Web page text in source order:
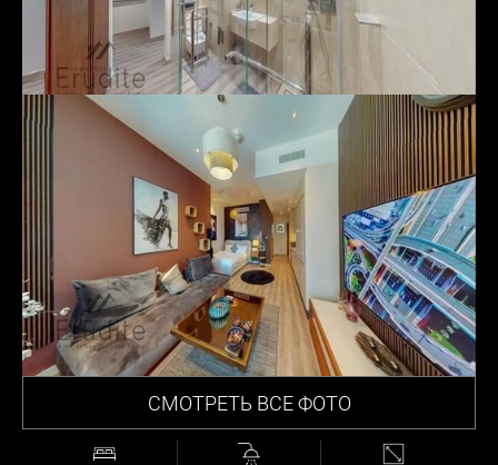
СМОТРЕТЬ ВСЕ ФОТО